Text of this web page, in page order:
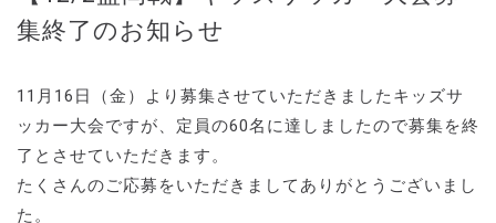
集終了のお知らせ
11月16日（金）より募集させていただきましたキッズサ
ッカー大会ですが、定員の60名に達しましたので募集を終
了とさせていただきます。
たくさんのご応募をいただきましてありがとうございまし
た。